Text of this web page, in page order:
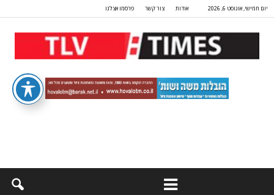
יום חמישי, אוגוסט 6, 2026 אודות צור קשר פרסמו אצלנו